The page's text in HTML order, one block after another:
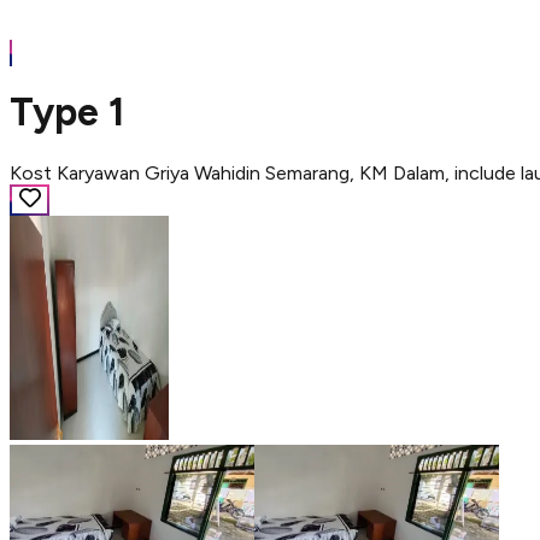
Type 1
Kost Karyawan Griya Wahidin Semarang, KM Dalam, include